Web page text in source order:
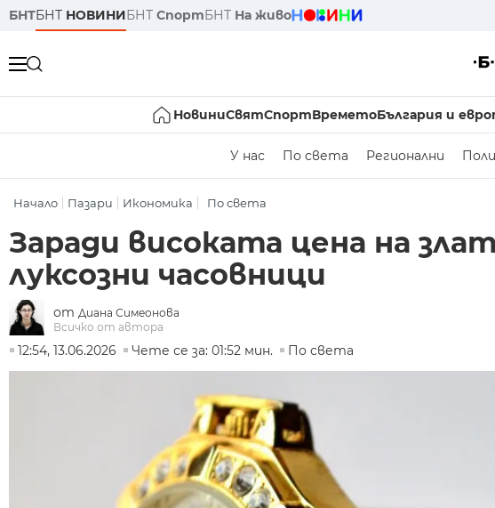
БНТБНТ НОВИНИБНТ СпортБНТ На живо
НовиниСвятСпортВреметоБългария и
У нас По света Регионални
Начало Пазари Икономика По света
Заради високата цена на
луксозни часовници
от Диана Симеонова
Всичко от автора
12:54, 13.06.2026
Чете се за: 01:52 мин. По света